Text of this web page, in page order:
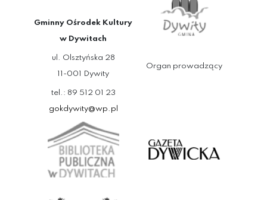
Gminny Ośrodek Kultury
w Dywitach
ul. Olsztyńska 28
11-001 Dywity
tel.: 89 512 01 23
gokdywity@wp.pl
Organ prowadzący